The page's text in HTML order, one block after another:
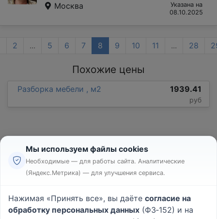
Москва
Указана на
08.10.2025
2 ... 5 6 7 8 9 10 11 ... 28
Похожие цены
Разборка мебели , м2 1939.41
руб
Реклама
Пользовательское соглашение
Политика конфиденциальности
Мы используем файлы cookies
Необходимые — для работы сайта. Аналитические
(Яндекс.Метрика) — для улучшения сервиса.
Нажимая «Принять все», вы даёте согласие на
обработку персональных данных (ФЗ‑152) и на